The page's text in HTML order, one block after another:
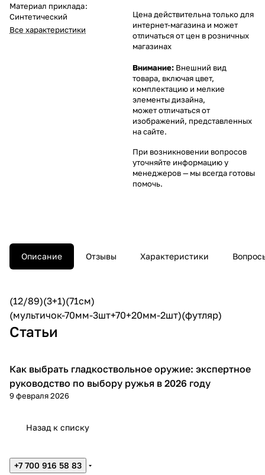
Материал приклада:
Синтетический
Все характеристики
Цена действительна только для
интернет-магазина и может
отличаться от цен в розничных
магазинах
Внимание: Внешний вид
товара, включая цвет,
комплектацию и мелкие
элементы дизайна,
может отличаться от
изображений, представленных
на сайте.
При возникновении вопросов
уточняйте информацию у
менеджеров— мы всегда готовы
помочь.
Описание Отзывы Характеристики
(12/89)(3+1)(71см)
(мультичок-70мм-3шт+70+20мм-2шт)(футляр)
Статьи
Советы покупателям
Как выбрать гладкоствольное оружие: экспертное
руководство по выбору ружья в 2026 году
9 февраля 2026
Назад к списку
+7 700 916 58 83